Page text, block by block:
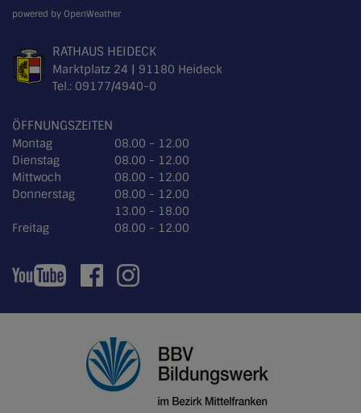
powered by OpenWeather
RATHAUS HEIDECK
Marktplatz 24 | 91180 Heideck
Tel.: 09177/4940-0
ÖFFNUNGSZEITEN
Montag
08.00 - 12.00
Dienstag
08.00 - 12.00
Mittwoch
08.00 - 12.00
Donnerstag
08.00 - 12.00
13.00 - 18.00
Freitag
08.00 - 12.00